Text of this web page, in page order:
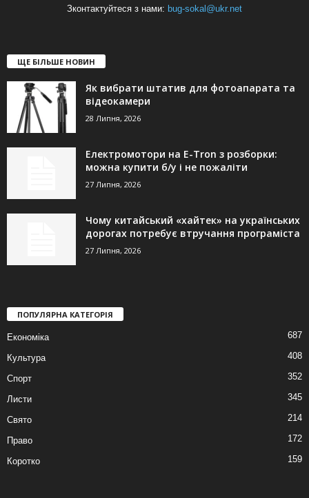
Зконтактуйтеся з нами: bug-sokal@ukr.net
ЩЕ БІЛЬШЕ НОВИН
Як вибрати штатив для фотоапарата та
відеокамери
28 Липня, 2026
Електромотори на E-Tron з розборки:
можна купити б/у і не пожаліти
27 Липня, 2026
Чому китайський «хайтек» на українських
дорогах потребує втручання програміста
27 Липня, 2026
ПОПУЛЯРНА КАТЕГОРІЯ
Економіка 687
Культура 408
Спорт 352
Листи 345
Свято 214
Право 172
Коротко 159